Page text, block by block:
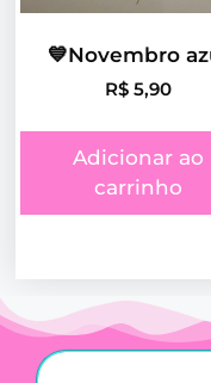
💙Novembro
R$5,90
Adicionar ao
carrinho